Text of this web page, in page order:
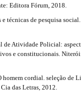
Editora Fórum, 2018.
técnicas de pesquisa
de Atividade Policial:
e constitucionais.
homem cordial. seleção de
das Letras, 2012.